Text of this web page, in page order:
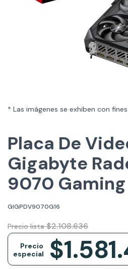
* Las imágenes se exhiben con
Placa De
Gigabyte
9070 Gaming
GIGPDV9070G16
Precio lista $2.108.636
Precio
especial